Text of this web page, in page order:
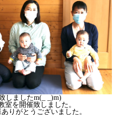
しましたm(_ _)m)
室を開催致しました。
りがとうございました。